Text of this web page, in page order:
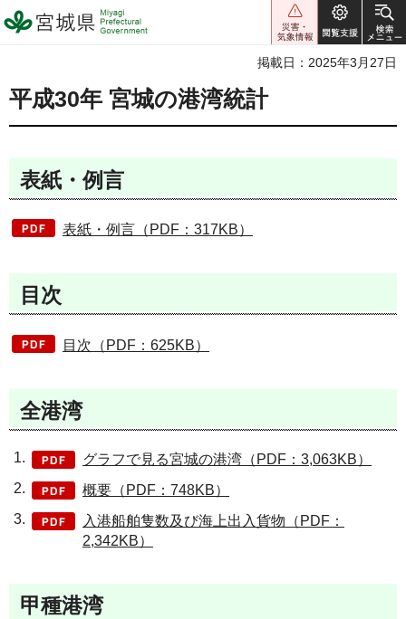
宮城県 Miyagi Prefectural
Government
掲載日：2025年3月27日
平成30年 宮城の港湾統計
表紙・例言
表紙・例言（PDF：317KB）
目次
目次（PDF：625KB）
全港湾
グラフで見る宮城の港湾（PDF：3,063KB）
概要（PDF：748KB）
入港船舶隻数及び海上出入貨物（PDF：
2,342KB）
甲種港湾